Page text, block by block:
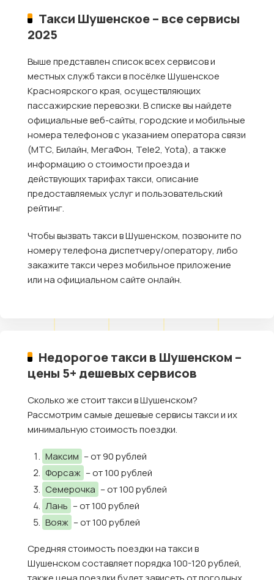
Такси Шушенское – все сервисы
2025
Выше представлен список всех сервисов и
местных служб такси в посёлке Шушенское
Красноярского края, осуществляющих
пассажирские перевозки. В списке вы найдете
официальные веб-сайты, городские и мобильные
номера телефонов с указанием оператора связи
(МТС, Билайн, МегаФон, Tele2, Yota), а также
информацию о стоимости проезда и
действующих тарифах такси, описание
предоставляемых услуг и пользовательский
рейтинг.
Чтобы вызвать такси в Шушенском, позвоните по
номеру телефона диспетчеру/оператору, либо
закажите такси через мобильное приложение
или на официальном сайте онлайн.
Недорогое такси в Шушенском –
цены 5+ дешевых сервисов
Сколько же стоит такси в Шушенском?
Рассмотрим самые дешевые сервисы такси и их
минимальную стоимость поездки.
Максим – от 90 рублей
Форсаж – от 100 рублей
Семерочка – от 100 рублей
Лань – от 100 рублей
Вояж – от 100 рублей
Средняя стоимость поездки на такси в
Шушенском составляет порядка 100-120 рублей,